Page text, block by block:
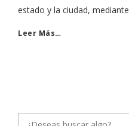
estado y la ciudad, mediante
Leer Más…